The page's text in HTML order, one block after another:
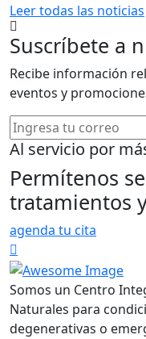
Leer todas las noticias
Suscríbete a
Recibe información
eventos y
Al servicio por
Permítenos
tratamientos
agenda tu cita
Somos un Centro
Naturales para
degenerativas o